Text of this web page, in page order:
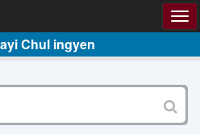
Chul ingyen